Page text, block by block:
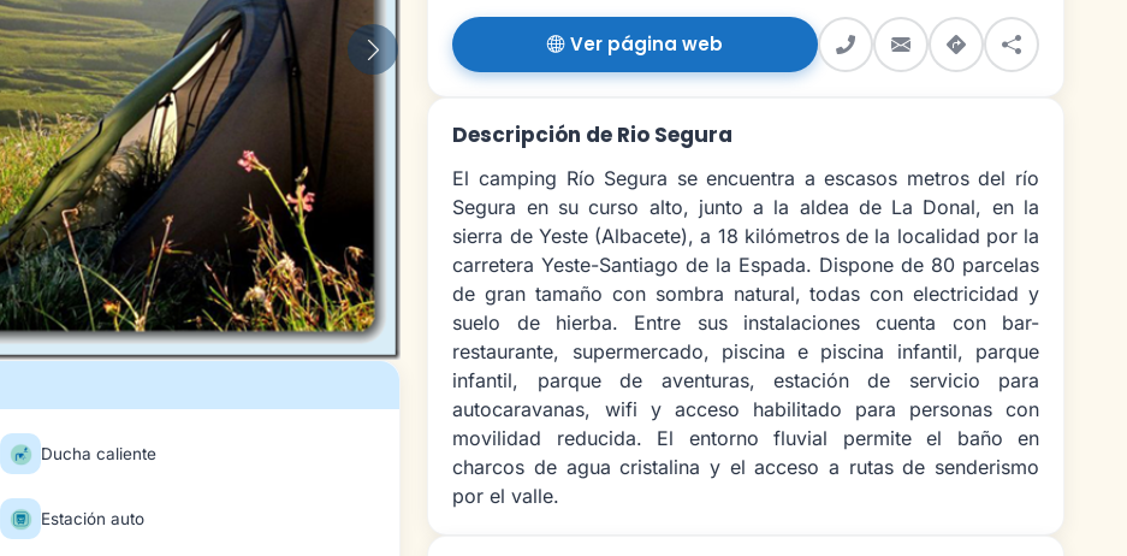
Siguiente
Ducha caliente
Estación auto
Ver página web
Descripción de Rio Segura
El camping Río Segura se encuentra a escasos metros del río
Segura en su curso alto, junto a la aldea de La Donal, en la
sierra de Yeste (Albacete), a 18 kilómetros de la localidad por la
carretera Yeste-Santiago de la Espada. Dispone de 80 parcelas
de gran tamaño con sombra natural, todas con electricidad y
suelo de hierba. Entre sus instalaciones cuenta con bar-
restaurante, supermercado, piscina e piscina infantil, parque
infantil, parque de aventuras, estación de servicio para
autocaravanas, wifi y acceso habilitado para personas con
movilidad reducida. El entorno fluvial permite el baño en
charcos de agua cristalina y el acceso a rutas de senderismo
por el valle.